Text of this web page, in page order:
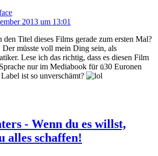
2013 um 13:01
den Titel dieses Films gerade zum ersten Mal?
Der müsste voll mein Ding sein, als
Lese ich das richtig, dass es diesen Film
nur im Mediabook für ü30 Euronen
ist so unverschämt?
- Wenn du es willst,
alles schaffen!